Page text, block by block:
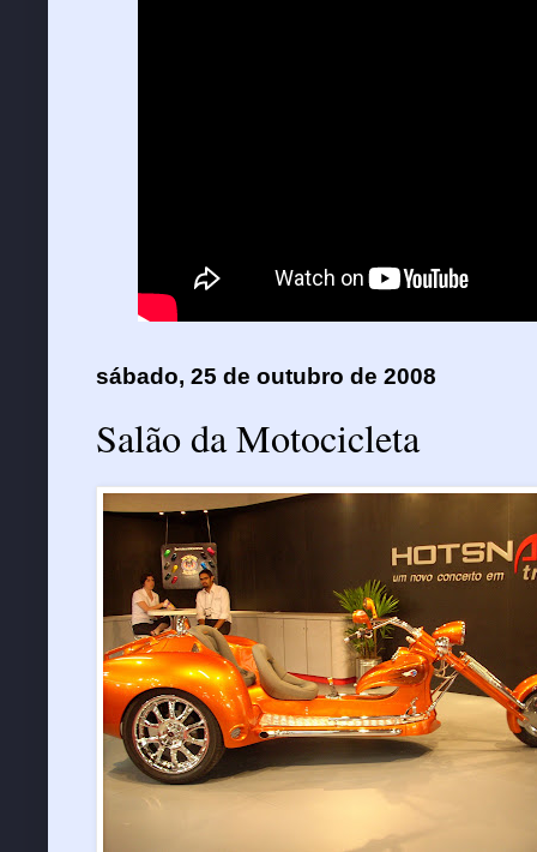
sábado, 25 de outubro de 2008
Salão da Motocicleta